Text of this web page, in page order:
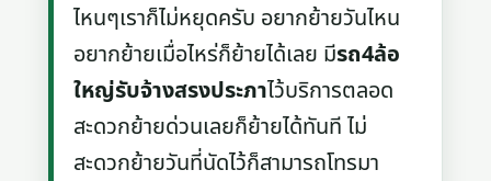
ไหนๆเราก็ไม่หยุดครับ อยากย้ายวันไหน
อยากย้ายเมื่อไหร่ก็ย้ายได้เลย มีรถ4ล้อ
ใหญ่รับจ้างสรงประภาไว้บริการตลอด
สะดวกย้ายด่วนเลยก็ย้ายได้ทันที ไม่
สะดวกย้ายวันที่นัดไว้ก็สามารถโทรมา